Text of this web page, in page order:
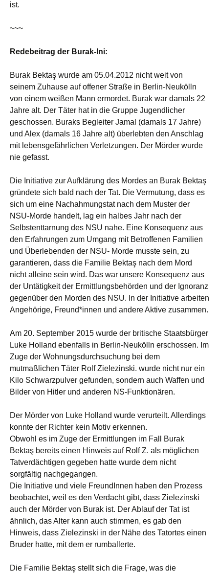
ist.
~~~
Redebeitrag der Burak-Ini:
Burak Bektaş wurde am 05.04.2012 nicht weit von
seinem Zuhause auf offener Straße in Berlin-Neukölln
von einem weißen Mann ermordet. Burak war damals 22
Jahre alt. Der Täter hat in die Gruppe Jugendlicher
geschossen. Buraks Begleiter Jamal (damals 17 Jahre)
und Alex (damals 16 Jahre alt) überlebten den Anschlag
mit lebensgefährlichen Verletzungen. Der Mörder wurde
nie gefasst.
Die Initiative zur Aufklärung des Mordes an Burak Bektaş
gründete sich bald nach der Tat. Die Vermutung, dass es
sich um eine Nachahmungstat nach dem Muster der
NSU-Morde handelt, lag ein halbes Jahr nach der
Selbstenttarnung des NSU nahe. Eine Konsequenz aus
den Erfahrungen zum Umgang mit Betroffenen Familien
und Überlebenden der NSU- Morde musste sein, zu
garantieren, dass die Familie Bektaş nach dem Mord
nicht alleine sein wird. Das war unsere Konsequenz aus
der Untätigkeit der Ermittlungsbehörden und der Ignoranz
gegenüber den Morden des NSU. In der Initiative arbeiten
Angehörige, Freund*innen und andere Aktive zusammen.
Am 20. September 2015 wurde der britische Staatsbürger
Luke Holland ebenfalls in Berlin-Neukölln erschossen. Im
Zuge der Wohnungsdurchsuchung bei dem
mutmaßlichen Täter Rolf Zielezinski. wurde nicht nur ein
Kilo Schwarzpulver gefunden, sondern auch Waffen und
Bilder von Hitler und anderen NS-Funktionären.
Der Mörder von Luke Holland wurde verurteilt. Allerdings
konnte der Richter kein Motiv erkennen.
Obwohl es im Zuge der Ermittlungen im Fall Burak
Bektaş bereits einen Hinweis auf Rolf Z. als möglichen
Tatverdächtigen gegeben hatte wurde dem nicht
sorgfältig nachgegangen.
Die Initiative und viele FreundInnen haben den Prozess
beobachtet, weil es den Verdacht gibt, dass Zielezinski
auch der Mörder von Burak ist. Der Ablauf der Tat ist
ähnlich, das Alter kann auch stimmen, es gab den
Hinweis, dass Zielezinski in der Nähe des Tatortes einen
Bruder hatte, mit dem er rumballerte.
Die Familie Bektaş stellt sich die Frage, was die